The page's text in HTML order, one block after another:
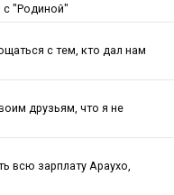
"Родиной"
с тем, кто дал нам
друзьям, что я не
всю зарплату Араухо,